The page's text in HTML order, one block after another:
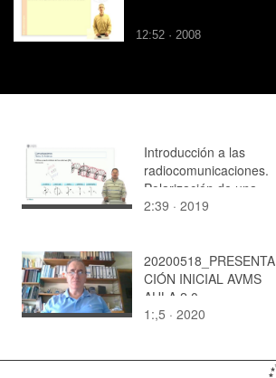
12:52 · 2008
Introducción a las
radiocomunicaciones.
Polarización de una
antena
2:39 · 2019
20200518_PRESENTA
CIÓN INICIAL AVMS
AULA 2.0
1:,5 · 2020